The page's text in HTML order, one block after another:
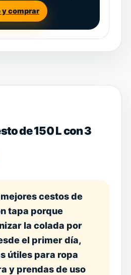
y comprar
de 150 L con 3
cestos de
tapa porque
la colada por
el primer día,
útiles para ropa
y prendas de uso